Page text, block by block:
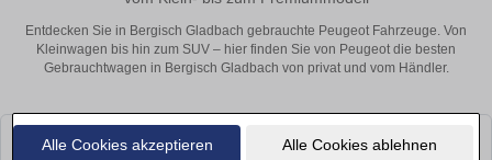
Alle Cookies akzeptieren Alle Cookies ablehnen
Entdecken Sie in Bergisch Gladbach gebrauchte Peugeot Fahrzeuge. Von
Kleinwagen bis hin zum SUV – hier finden Sie von Peugeot die besten
Gebrauchtwagen in Bergisch Gladbach von privat und vom Händler.